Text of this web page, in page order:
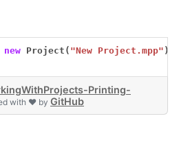
new Project( "New Project.mpp" );
Printing-
with ❤ by GitHub